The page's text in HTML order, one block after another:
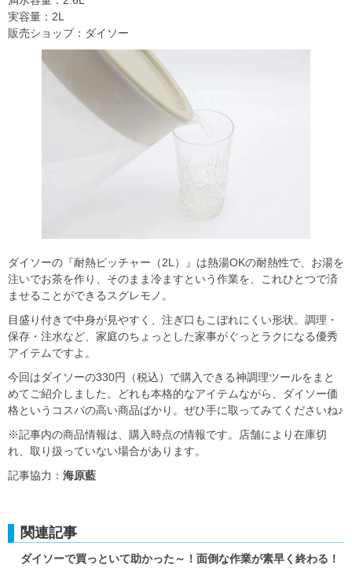
実容量：2L
販売ショップ：ダイソー
ダイソーの『耐熱ピッチャー（2L）』は熱湯OKの耐熱性で、お湯を
注いでお茶を作り、そのまま冷ますという作業を、これひとつで済
ませることができるスグレモノ。
目盛り付きで中身が見やすく、注ぎ口もこぼれにくい形状。調理・
保存・注水など、家庭のちょっとした家事がぐっとラクになる優秀
アイテムですよ。
今回はダイソーの330円（税込）で購入できる神調理ツールをまと
めてご紹介しました。どれも本格的なアイテムながら、ダイソー価
格というコスパの高い商品ばかり。ぜひ手に取ってみてくださいね♪
※記事内の商品情報は、購入時点の情報です。店舗により在庫切
れ、取り扱っていない場合があります。
記事協力： 海原藍
関連記事
ダイソーで買っといて助かった～！面倒な作業が素早く終わる！